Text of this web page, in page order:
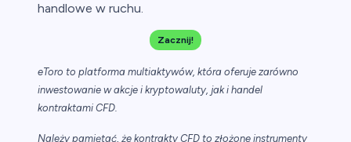
handlowe w ruchu.
Zacznij!
eToro to platforma multiaktywów, która oferuje zarówno
inwestowanie w akcje i kryptowaluty, jak i handel
kontraktami CFD.
Należy pamiętać, że kontrakty CFD to złożone instrumenty